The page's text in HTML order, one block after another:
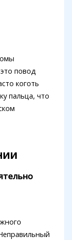
повод
коготь
пальца, что